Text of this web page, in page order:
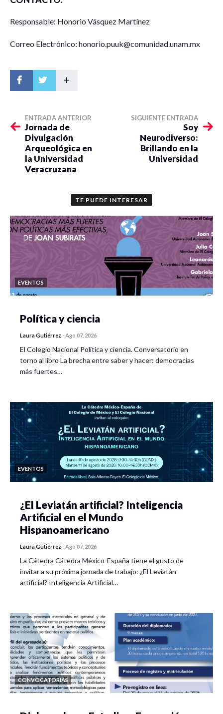
Responsable: Honorio Vásquez Martínez
Correo Electrónico: honorio.puuk@comunidad.unam.mx
+
ENTRADA ANTERIOR
Jornada de
Divulgación
Arqueológica en
la Universidad
Veracruzana
SIGUIENTE ENTRADA
Soy
Neurodiverso:
Brillando en la
Universidad
TE PUEDE INTERESAR
EVENTOS
Política y ciencia
Laura Gutiérrez -Ago 07, 2026
El Colegio Nacional Política y ciencia. Conversatorio en
torno al libro La brecha entre saber y hacer: democracias
más fuertes…
EVENTOS
¿El Leviatán artificial? Inteligencia
Artificial en el Mundo
Hispanoamericano
Laura Gutiérrez -Ago 07, 2026
La Cátedra Cátedra México-España tiene el gusto de
invitar a su próxima jornada de trabajo: ¿El Leviatán
artificial? Inteligencia Artificial…
CONVOCATORIAS